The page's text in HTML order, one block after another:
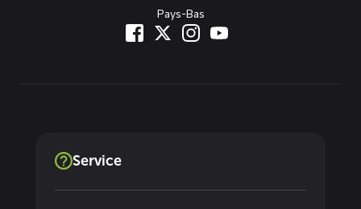
Pays-Bas
Service